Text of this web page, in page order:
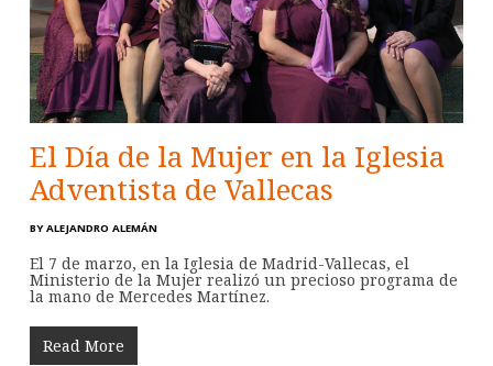
El Día de la Mujer en la Iglesia
Adventista de Vallecas
BY ALEJANDRO ALEMÁN
El 7 de marzo, en la Iglesia de Madrid-Vallecas, el
Ministerio de la Mujer realizó un precioso programa de
la mano de Mercedes Martínez.
Read More